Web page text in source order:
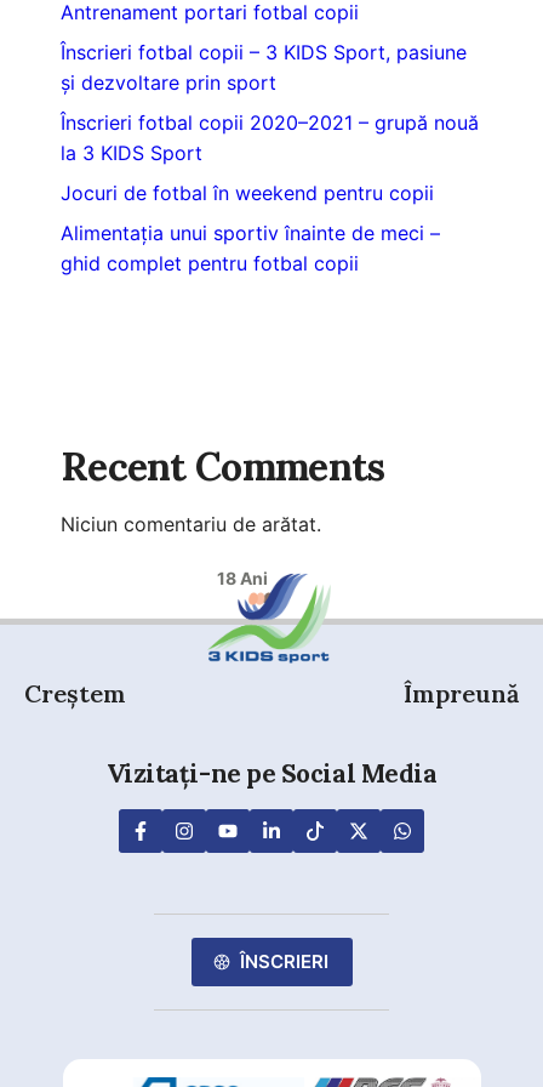
Antrenament portari fotbal copii
Înscrieri fotbal copii – 3 KIDS Sport, pasiune
și dezvoltare prin sport
Înscrieri fotbal copii 2020–2021 – grupă nouă
la 3 KIDS Sport
Jocuri de fotbal în weekend pentru copii
Alimentația unui sportiv înainte de meci –
ghid complet pentru fotbal copii
Recent Comments
Niciun comentariu de arătat.
18 Ani
Creștem Împreună
Vizitați-ne pe Social Media
ÎNSCRIERI